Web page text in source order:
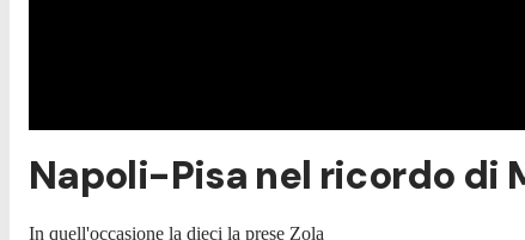
Napoli-Pisa nel ricordo di
In quell'occasione la dieci la prese Zola